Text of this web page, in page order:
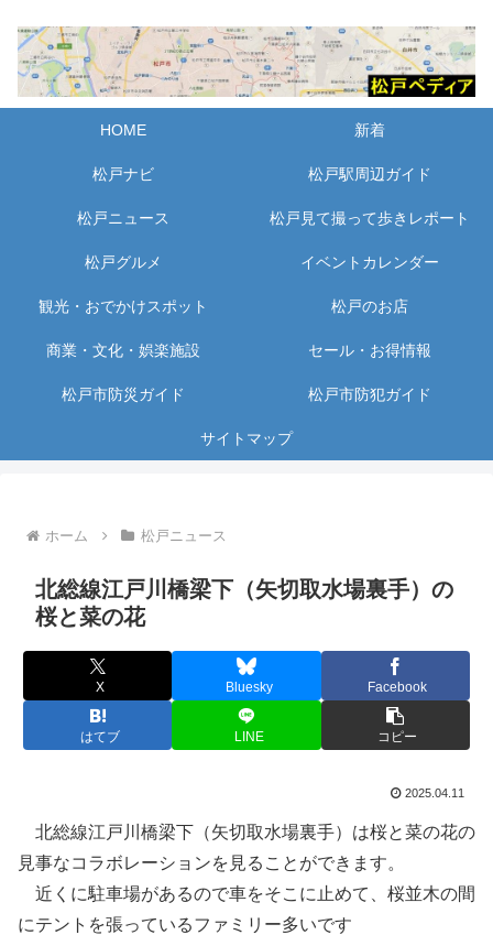
HOME 新着
松戸ナビ 松戸駅周辺ガイド
松戸ニュース 松戸見て撮って歩きレポート
松戸グルメ イベントカレンダー
観光・おでかけスポット 松戸のお店
商業・文化・娯楽施設 セール・お得情報
松戸市防災ガイド 松戸市防犯ガイド
サイトマップ
ホーム 松戸ニュース
北総線江戸川橋梁下（矢切取水場裏手）の
桜と菜の花
X Bluesky Facebook
はてブ LINE コピー
2025.04.11
北総線江戸川橋梁下（矢切取水場裏手）は桜と菜の花の
見事なコラボレーションを見ることができます。
近くに駐車場があるので車をそこに止めて、桜並木の間
にテントを張っているファミリー多いです